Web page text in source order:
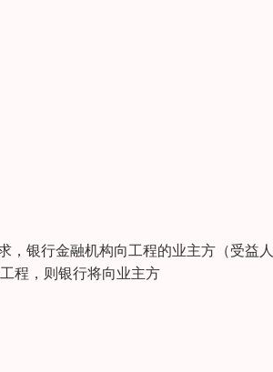
银行金融机构向工程的业主方（受益
程，则银行将向业主方